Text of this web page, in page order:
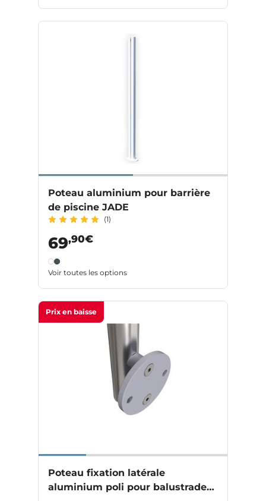
Poteau aluminium pour barrière
de piscine JADE
(1)
69,90€
Voir toutes les options
Prix en baisse
Poteau fixation latérale
aluminium poli pour balustrade